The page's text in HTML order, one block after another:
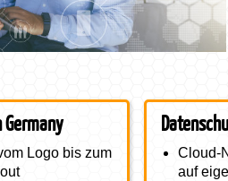
Germany
Logo bis zum
Cloud-
auf